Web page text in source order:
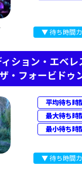
▼ 待ち時間
ション・エベレ
・フォービドゥ
平均待ち時
最大待ち時
最小待ち時
▼ 待ち時間